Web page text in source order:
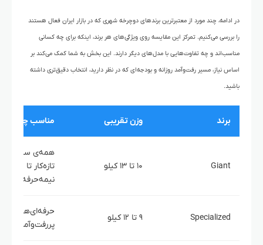
در ادامه، چند مورد از معتبرترین برندهای دوچرخه شهری که در بازار ایران فعال هستند
را بررسی می‌کنیم. تمرکز این مقایسه روی ویژگی‌های هر برند، اینکه برای چه کسانی
مناسب‌اند و چه تفاوت‌هایی با مدل‌های دیگر دارند. این بخش به شما کمک می‌کند بر
اساس نیاز، مسیر رفت‌وآمد روزانه و بودجه‌ای که در نظر دارید، انتخاب دقیق‌تری داشته
باشید.
برند وزن تقریبی مناسب چه
Giant ۱۰ تا ۱۳ کیلو
همه‌ی سطوح، از
تازه‌کار تا
نیمه‌حرفه‌ای
Specialized ۹ تا ۱۲ کیلو
حرفه‌ای‌ها و
پررفت‌وآمد